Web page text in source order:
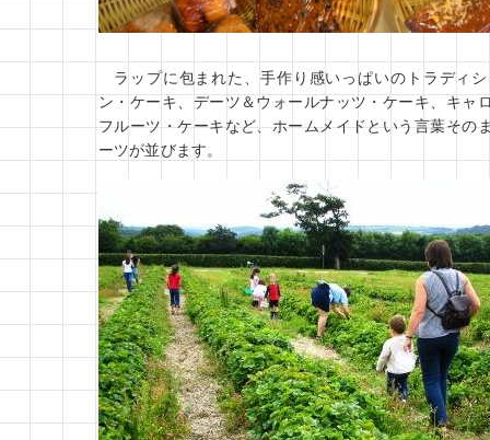
ラップに包まれた、手作り感いっぱいのトラディ
ン・ケーキ、デーツ＆ウォールナッツ・ケーキ、キャ
フルーツ・ケーキなど、ホームメイドという言葉その
ーツが並びます。